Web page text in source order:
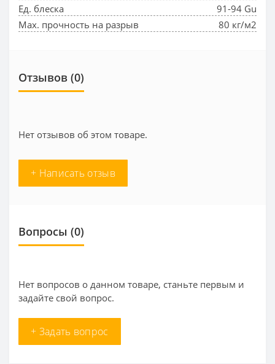
Ед. блеска
91-94 Gu
Max. прочность на разрыв
80 кг/м2
Отзывов (0)
Нет отзывов об этом товаре.
+ Написать отзыв
Вопросы (0)
Нет вопросов о данном товаре, станьте первым и
задайте свой вопрос.
+ Задать вопрос